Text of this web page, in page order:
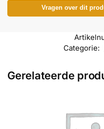
Vragen over dit
Categorie:
Gerelateerde